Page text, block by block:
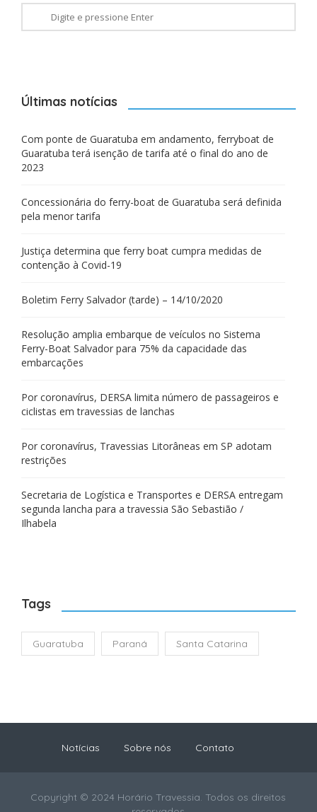
Últimas notícias
Com ponte de Guaratuba em andamento, ferryboat de
Guaratuba terá isenção de tarifa até o final do ano de
2023
Concessionária do ferry-boat de Guaratuba será definida
pela menor tarifa
Justiça determina que ferry boat cumpra medidas de
contenção à Covid-19
Boletim Ferry Salvador (tarde) – 14/10/2020
Resolução amplia embarque de veículos no Sistema
Ferry-Boat Salvador para 75% da capacidade das
embarcações
Por coronavírus, DERSA limita número de passageiros e
ciclistas em travessias de lanchas
Por coronavírus, Travessias Litorâneas em SP adotam
restrições
Secretaria de Logística e Transportes e DERSA entregam
segunda lancha para a travessia São Sebastião /
Ilhabela
Tags
Guaratuba Paraná Santa Catarina
Notícias Sobre nós Contato
Copyright © 2024 Horário Travessia. Todos os direitos